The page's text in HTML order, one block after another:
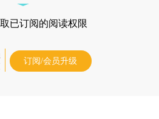
已订阅的阅读权限
订阅/会员升级